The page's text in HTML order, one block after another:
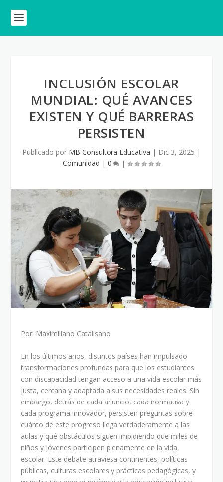
INCLUSIÓN ESCOLAR
MUNDIAL: QUÉ AVANCES
EXISTEN Y QUÉ BARRERAS
PERSISTEN
Publicado por MB Consultora Educativa | Dic 3, 2025 |
Comunidad | 0 |
Por: Maximiliano Catalisano
En los últimos años, distintos países han impulsado
transformaciones profundas para que los estudiantes
con discapacidad tengan acceso a una vida escolar más
justa, cercana y adaptada a sus necesidades reales. Sin
embargo, detrás de cada anuncio, cada normativa y
cada programa innovador, persisten preguntas sobre
cuánto de este progreso llega verdaderamente a las
aulas y qué obstáculos siguen impidiendo que miles de
niños y jóvenes participen plenamente en la vida
escolar. Este debate atraviesa continentes, políticas
públicas, culturas escolares y prácticas pedagógicas, y